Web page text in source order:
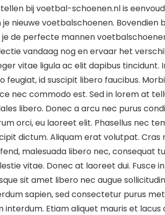
bij voetbal-schoenen.nl is
je nieuwe voetbalschoenen.
de perfecte mannen
vandaag nog en ervaar het
vitae ligula ac elit dapibus
feugiat, id suscipit libero faucibus.
nec commodo est. Sed in lorem at
libero. Donec a arcu nec purus
orci, eu laoreet elit. Phasellus nec
dictum. Aliquam erat volutpat.
malesuada libero nec, consequat
vitae. Donec at laoreet dui. Fusce
sit amet libero nec augue
sapien, sed consectetur purus
interdum. Etiam aliquet mauris et